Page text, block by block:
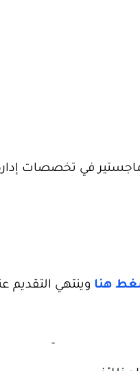
في تخصصات
هنا وينتهي التقديم
-‏